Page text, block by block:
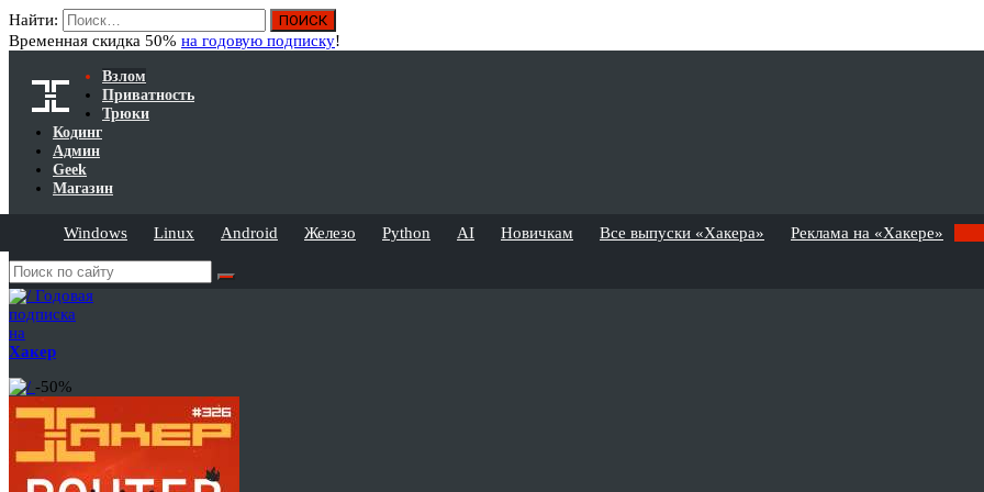
Найти:
Временная скидка 50% на годовую подписку!
Взлом
Приватность
Трюки
Кодинг
Админ
Geek
Магазин
Windows Linux Android Железо Python AI Новичкам Все выпуски «Хакера» Реклама на «Хакере»
Годовая
подписка
на
Хакер
-50%